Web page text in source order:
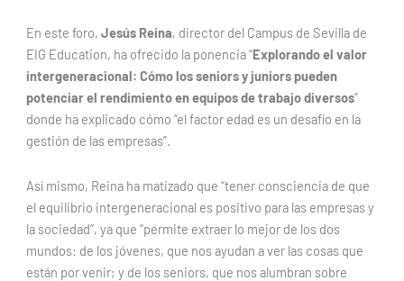
En este foro, Jesús Reina, director del Campus de Sevilla de
EIG Education, ha ofrecido la ponencia “Explorando el valor
intergeneracional: Cómo los seniors y juniors pueden
potenciar el rendimiento en equipos de trabajo diversos”
donde ha explicado cómo “el factor edad es un desafío en la
gestión de las empresas”.
Así mismo, Reina ha matizado que “tener consciencia de que
el equilibrio intergeneracional es positivo para las empresas y
la sociedad”, ya que “permite extraer lo mejor de los dos
mundos: de los jóvenes, que nos ayudan a ver las cosas que
están por venir; y de los seniors, que nos alumbran sobre